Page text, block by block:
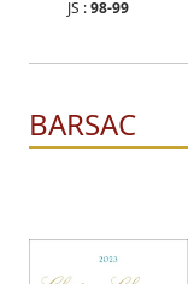
JS :98-99
BARSAC